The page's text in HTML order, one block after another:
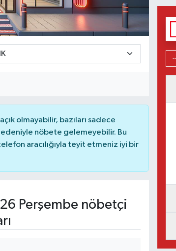
olmayabilir, bazıları sadece
nöbete gelemeyebilir. Bu
aracılığıyla teyit etmeniz iyi bir
Perşembe nöbetçi